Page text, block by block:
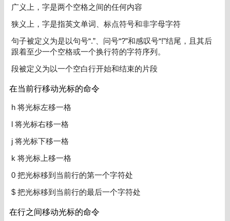
广义上，字是两个空格之间的任何内容
狭义上，字是指英文单词、标点符号和非字母字符
句子被定义为是以句号“.”、问号“?”和感叹号“!”结尾，且其后
跟着至少一个空格或一个换行符的字符序列。
段被定义为以一个空白行开始和结束的片段
在当前行移动光标的命令
h 将光标左移一格
l 将光标右移一格
j 将光标下移一格
k 将光标上移一格
0 把光标移到当前行的第一个字符处
$ 把光标移到当前行的最后一个字符处
在行之间移动光标的命令